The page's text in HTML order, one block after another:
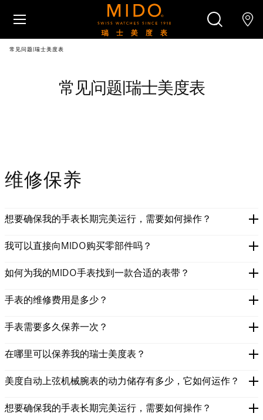
美度腕表世界
常见问题|瑞士美度表
常见问题|瑞士美度表
维修保养
想要确保我的手表长期完美运行，需要如何操作？
我可以直接向MIDO购买零部件吗？
如何为我的MIDO手表找到一款合适的表带？
手表的维修费用是多少？
手表需要多久保养一次？
在哪里可以保养我的瑞士美度表？
美度自动上弦机械腕表的动力储存有多少，它如何运作？
想要确保我的手表长期完美运行，需要如何操作？